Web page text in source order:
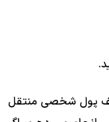
کیف پول شخصی منتقل